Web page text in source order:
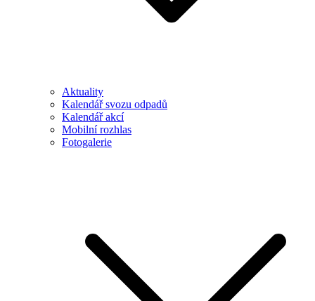
Aktuality
Kalendář svozu odpadů
Kalendář akcí
Mobilní rozhlas
Fotogalerie